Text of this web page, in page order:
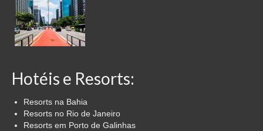
Hotéis e Resorts:
Resorts na Bahia
Resorts no Rio de Janeiro
Resorts em Porto de Galinhas